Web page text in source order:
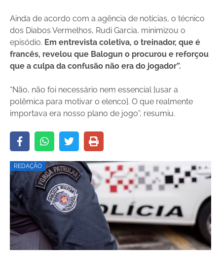
Ainda de acordo com a agência de notícias, o técnico
dos Diabos Vermelhos, Rudi Garcia, minimizou o
episódio. Em entrevista coletiva, o treinador, que é
francês, revelou que Balogun o procurou e reforçou
que a culpa da confusão não era do jogador”.
“Não, não foi necessário nem essencial [usar a
polêmica para motivar o elenco]. O que realmente
importava era nosso plano de jogo”, resumiu.
REDAÇÃO